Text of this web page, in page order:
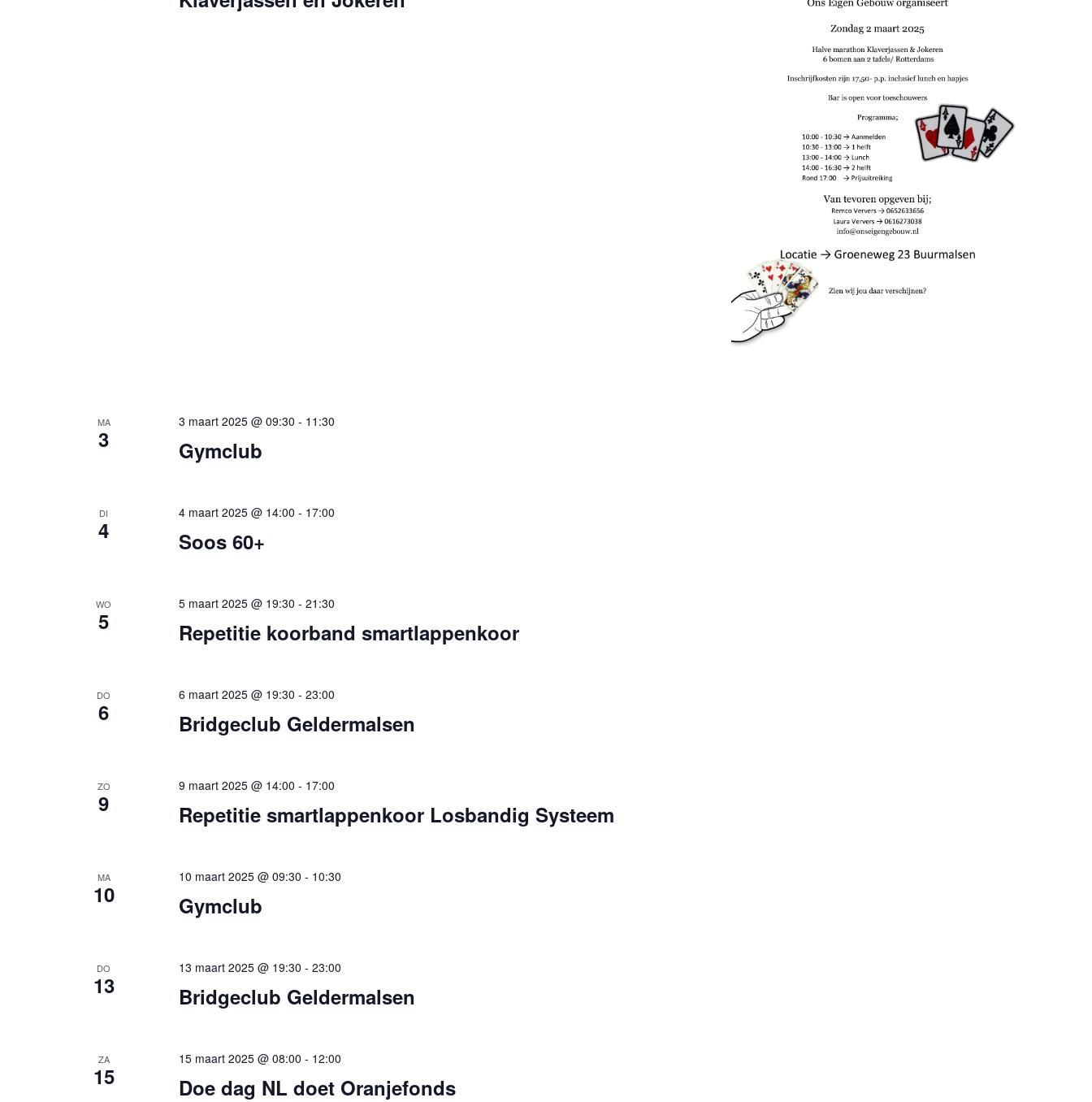
MA
3
3 maart 2025 @ 09:30 - 11:30
Gymclub
DI
4
4 maart 2025 @ 14:00 - 17:00
Soos 60+
WO
5
5 maart 2025 @ 19:30 - 21:30
Repetitie koorband smartlappenkoor
DO
6
6 maart 2025 @ 19:30 - 23:00
Bridgeclub Geldermalsen
ZO
9
9 maart 2025 @ 14:00 - 17:00
Repetitie smartlappenkoor Losbandig Systeem
MA
10
10 maart 2025 @ 09:30 - 10:30
Gymclub
DO
13
13 maart 2025 @ 19:30 - 23:00
Bridgeclub Geldermalsen
ZA
15
15 maart 2025 @ 08:00 - 12:00
Doe dag NL doet Oranjefonds